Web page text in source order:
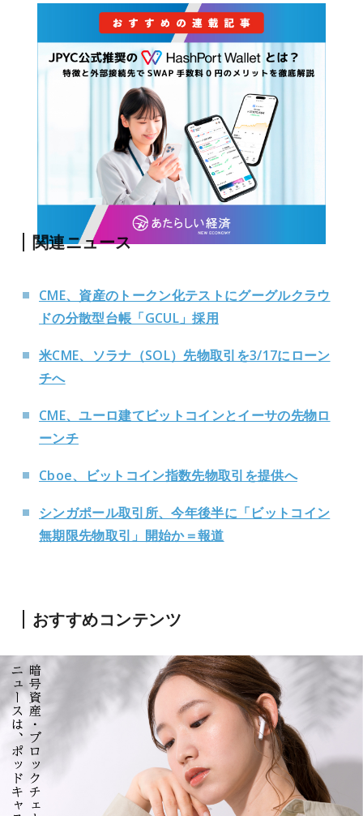
関連ニュース
CME、資産のトークン化テストにグーグルクラウ
ドの分散型台帳「GCUL」採用
米CME、ソラナ（SOL）先物取引を3/17にローン
チへ
CME、ユーロ建てビットコインとイーサの先物ロ
ーンチ
Cboe、ビットコイン指数先物取引を提供へ
シンガポール取引所、今年後半に「ビットコイン
無期限先物取引」開始か＝報道
おすすめコンテンツ